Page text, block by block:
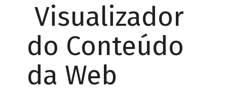
Visualizador
do Conteúdo
da Web